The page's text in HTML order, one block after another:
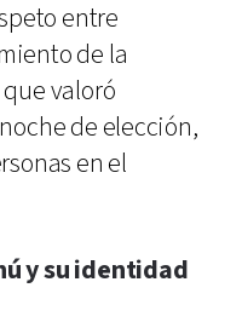
entre
de la
valoró
de elección,
en el
y su identidad